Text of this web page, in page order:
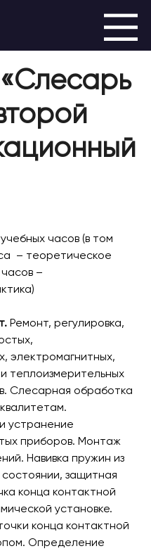
часов (в том
– теоретическое
–
Ремонт, регулировка,
электромагнитных,
теплоизмерительных
Слесарная обработка
устранение
приборов. Монтаж
Навивка пружин из
защитная
конца контактной
установке.
конца контактной
Определение